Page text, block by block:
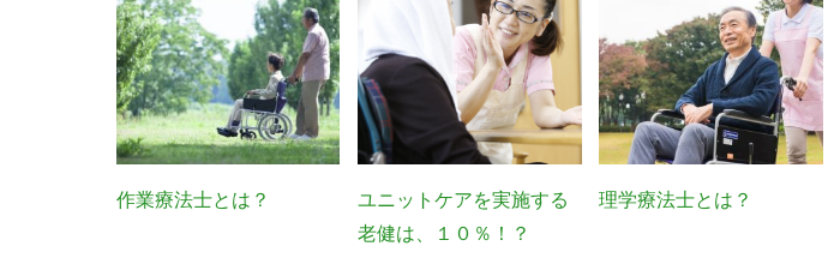
作業療法士とは？
ユニットケアを実施する
老健は、１０％！？
理学療法士とは？